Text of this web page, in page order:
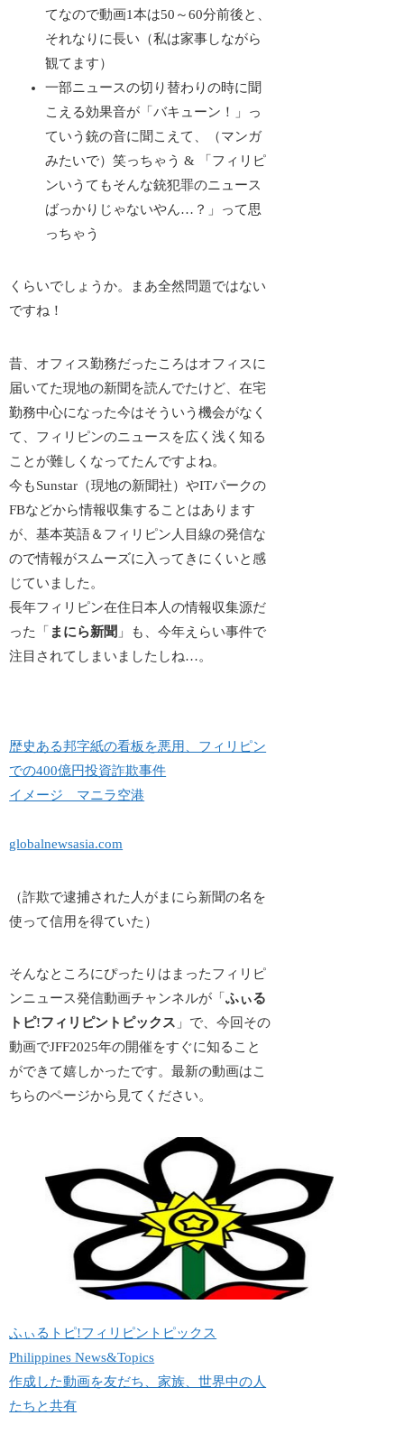
てなので動画1本は50～60分前後と、
それなりに長い（私は家事しながら
観てます）
一部ニュースの切り替わりの時に聞
こえる効果音が「バキューン！」っ
ていう銃の音に聞こえて、（マンガ
みたいで）笑っちゃう & 「フィリピ
ンいうてもそんな銃犯罪のニュース
ばっかりじゃないやん…？」って思
っちゃう
くらいでしょうか。まあ全然問題ではない
ですね！
昔、オフィス勤務だったころはオフィスに
届いてた現地の新聞を読んでたけど、在宅
勤務中心になった今はそういう機会がなく
て、フィリピンのニュースを広く浅く知る
ことが難しくなってたんですよね。
今もSunstar（現地の新聞社）やITパークの
FBなどから情報収集することはあります
が、基本英語＆フィリピン人目線の発信な
ので情報がスムーズに入ってきにくいと感
じていました。
長年フィリピン在住日本人の情報収集源だ
った「 まにら新聞 」も、今年えらい事件で
注目されてしまいましたしね…。
歴史ある邦字紙の看板を悪用、フィリピン
での400億円投資詐欺事件
イメージ マニラ空港
globalnewsasia.com
（詐欺で逮捕された人がまにら新聞の名を
使って信用を得ていた）
そんなところにぴったりはまったフィリピ
ンニュース発信動画チャンネルが「ふぃる
トピ!フィリピントピックス 」で、今回その
動画でJFF2025年の開催をすぐに知ること
ができて嬉しかったです。最新の動画はこ
ちらのページから見てください。
ふぃるトピ!フィリピントピックス
Philippines News&Topics
作成した動画を友だち、家族、世界中の人
たちと共有